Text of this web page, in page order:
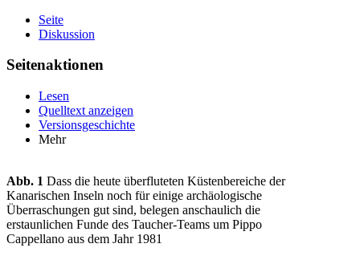
Seite
Diskussion
Seitenaktionen
Lesen
Quelltext anzeigen
Versionsgeschichte
Mehr
Abb. 1 Dass die heute überfluteten Küstenbereiche der
Kanarischen Inseln noch für einige archäologische
Überraschungen gut sind, belegen anschaulich die
erstaunlichen Funde des Taucher-Teams um Pippo
Cappellano aus dem Jahr 1981